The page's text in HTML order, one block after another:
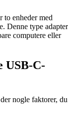
enheder med
Denne type adapter
computere eller
USB-C-
nogle faktorer, du